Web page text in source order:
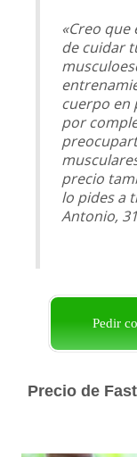
«Creo que
de cuidar
cuerpo en
por
precio
lo pides a
Antonio,
Pedir
Precio de